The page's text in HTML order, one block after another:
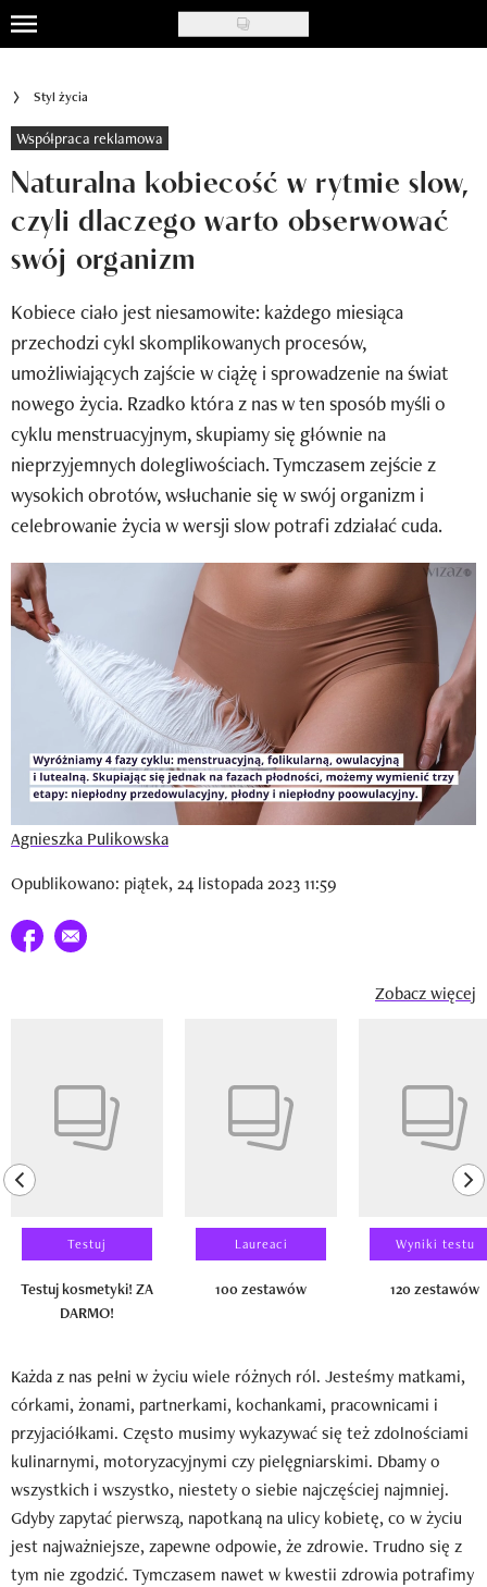
Skip
to
content
Ślub i wesele
Styl życia
Nasze akcje
Inspiracje
Recenzje kosmetyków
Klub Recenzentki
Newsy
Newsletter
Mój profil / Zarejestruj się
Styl życia
Współpraca reklamowa
Naturalna kobiecość w rytmie slow,
czyli dlaczego warto obserwować
swój organizm
Kobiece ciało jest niesamowite: każdego miesiąca
przechodzi cykl skomplikowanych procesów,
umożliwiających zajście w ciążę i sprowadzenie na świat
nowego życia. Rzadko która z nas w ten sposób myśli o
cyklu menstruacyjnym, skupiamy się głównie na
nieprzyjemnych dolegliwościach. Tymczasem zejście z
wysokich obrotów, wsłuchanie się w swój organizm i
celebrowanie życia w wersji slow potrafi zdziałać cuda.
Agnieszka Pulikowska
Opublikowano: piątek, 24 listopada 2023 11:59
Udostępnij na facebook
E-mail do przyjaciela
Zobacz więcej
previous element
Testuj
Testuj kosmetyki! ZA
DARMO!
Laureaci
100 zestawów
Wyniki testu
120 zestawów
Każda z nas pełni w życiu wiele różnych ról. Jesteśmy matkami,
córkami, żonami, partnerkami, kochankami, pracownicami i
przyjaciółkami. Często musimy wykazywać się też zdolnościami
kulinarnymi, motoryzacyjnymi czy pielęgniarskimi. Dbamy o
wszystkich i wszystko, niestety o siebie najczęściej najmniej.
Gdyby zapytać pierwszą, napotkaną na ulicy kobietę, co w życiu
jest najważniejsze, zapewne odpowie, że zdrowie. Trudno się z
tym nie zgodzić. Tymczasem nawet w kwestii zdrowia potrafimy